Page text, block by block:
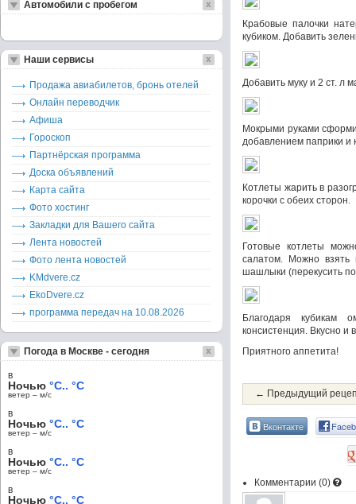
Крабовые палочки
кубиком. Добавить
Добавить муку и 2 ст. л
Мокрыми руками
добавлением паприки и
Котлеты жарить в
корочки с обеих сторон.
Готовые котлеты
салатом. Можно
шашлыки (перекусить
Благодаря кубикам
консистенция. Вкусно и
Приятного аппетита!
← Предыдущий
Вконтакте
Комментарии (0)
Автомобили с пробегом
Наши сервисы
Продажа авиабилетов, бронь отелей
Онлайн переводчик
Афиша
Гороскоп
Партнёрская программа
Доска объявлений
Карта сайта
Фото хостинг
Закладки для Вашего сайта
Лента новостей
Фото лента новостей
KMdvere.cz
EkoDvere.cz
программа передач на 10.08.2026
Погода в Москве - сегодня
в
Ночью °C.. °C
ветер – м/c
в
Ночью °C.. °C
ветер – м/c
в
Ночью °C.. °C
ветер – м/c
в
Ночью °C.. °C